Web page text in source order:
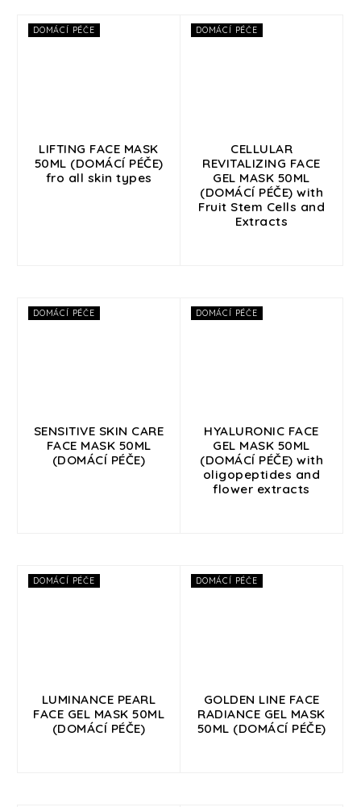
DOMÁCÍ PÉČE
LIFTING FACE MASK
50ML (DOMÁCÍ PÉČE)
fro all skin types
DOMÁCÍ PÉČE
CELLULAR
REVITALIZING FACE
GEL MASK 50ML
(DOMÁCÍ PÉČE) with
Fruit Stem Cells and
Extracts
DOMÁCÍ PÉČE
SENSITIVE SKIN CARE
FACE MASK 50ML
(DOMÁCÍ PÉČE)
DOMÁCÍ PÉČE
HYALURONIC FACE
GEL MASK 50ML
(DOMÁCÍ PÉČE) with
oligopeptides and
flower extracts
DOMÁCÍ PÉČE
LUMINANCE PEARL
FACE GEL MASK 50ML
(DOMÁCÍ PÉČE)
DOMÁCÍ PÉČE
GOLDEN LINE FACE
RADIANCE GEL MASK
50ML (DOMÁCÍ PÉČE)